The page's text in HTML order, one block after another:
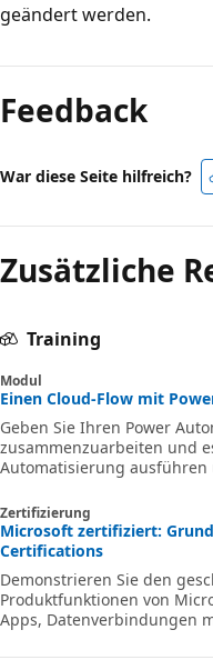
geändert werden.
Feedback
War diese Seite hilfreich?
Zusätzliche
Training
Modul
Einen Cloud-Flow mit
Geben Sie Ihren Power
zusammenzuarbeiten und
Automatisierung
Zertifizierung
Microsoft zertifiziert:
Certifications
Demonstrieren Sie den
Produktfunktionen von
Apps, Datenverbindungen